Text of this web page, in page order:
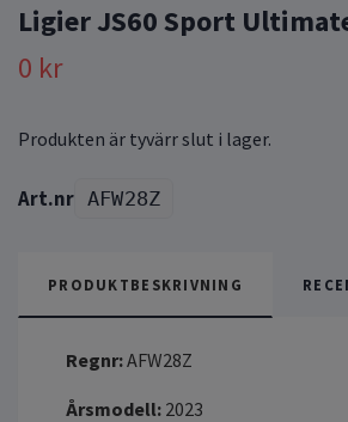
Ligier JS60 Sport
0 kr
Produkten är tyvärr slut i lager.
AFW28Z
PRODUKTBESKRIVNING
Regnr:AFW28Z
Årsmodell: 2023